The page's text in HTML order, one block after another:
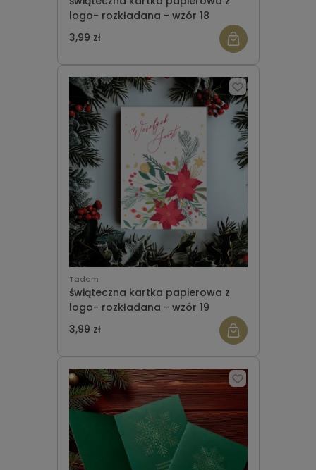
logo- rozkładana - wzór 18
3,99 zł
Tadam
świąteczna kartka papierowa z
logo- rozkładana - wzór 19
3,99 zł